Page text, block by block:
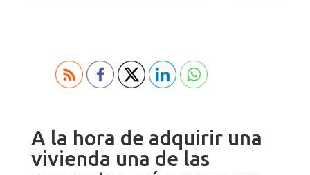
A la hora de adquirir una
vivienda una de las